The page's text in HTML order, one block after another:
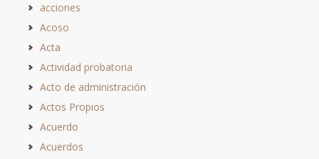
acciones
Acoso
Acta
Actividad probatoria
Acto de administración
Actos Propios
Acuerdo
Acuerdos